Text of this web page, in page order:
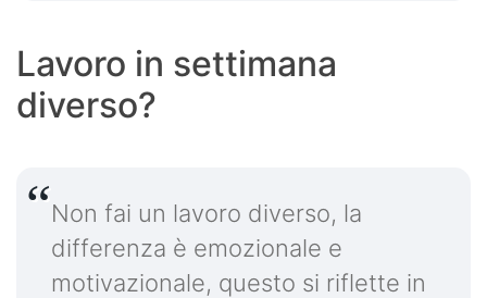
Lavoro in settimana
diverso?
Non fai un lavoro diverso, la
differenza è emozionale e
motivazionale, questo si riflette in